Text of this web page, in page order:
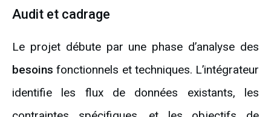
Audit et cadrage
Le projet débute par une phase d’analyse des
besoins fonctionnels et techniques. L’intégrateur
identifie les flux de données existants, les